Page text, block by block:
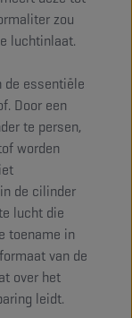
zou
luchtinlaat.
de essentiële
Door een
te persen,
worden
de cilinder
lucht die
toename in
van de
over het
leidt.